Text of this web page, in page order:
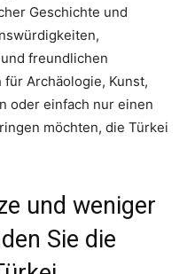
Geschichte und
freundlichen
für Archäologie, Kunst,
oder einfach nur einen
möchten, die Türkei
und weniger
Sie die